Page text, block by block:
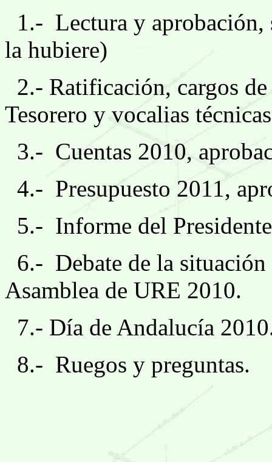
1.- Lectura y
la hubiere)
2.- Ratificación, cargos
Tesorero y vocalias
3.- Cuentas 2010,
4.- Presupuesto 2011,
5.- Informe del
6.- Debate de la
Asamblea de URE 2010.
7.- Día de Andalucía
8.- Ruegos y preguntas.